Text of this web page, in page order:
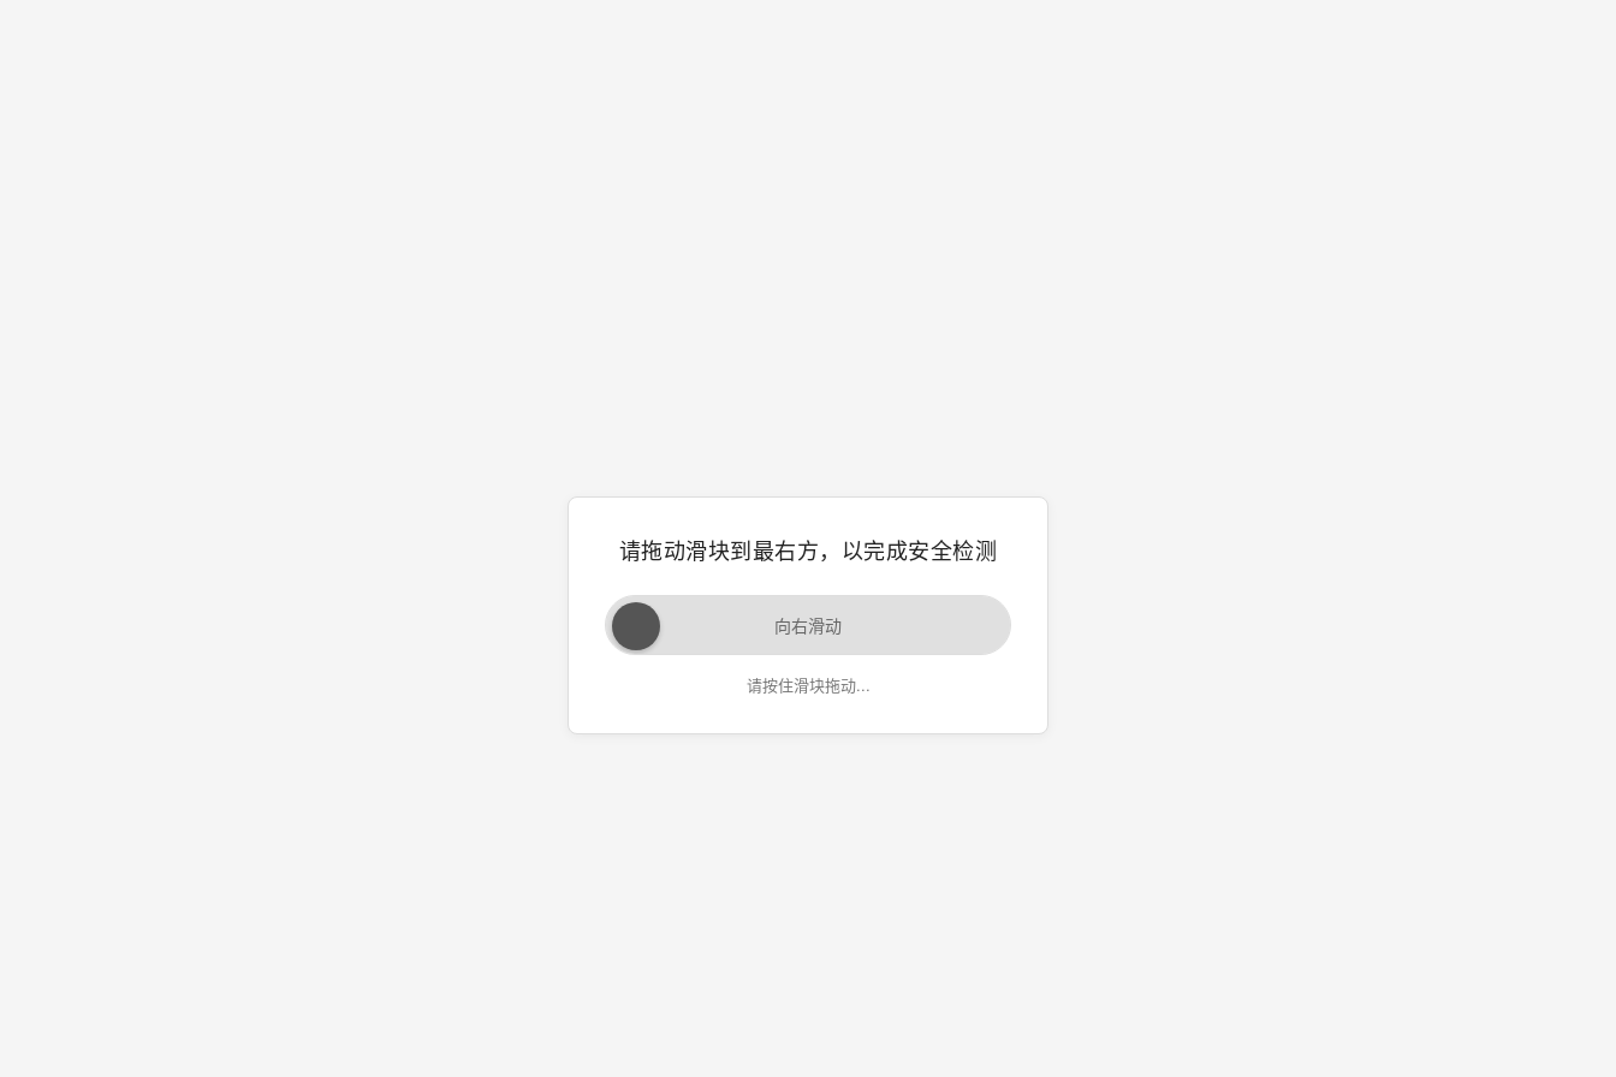
请拖动滑块到最右方，以完成安全检测
向右滑动
请按住滑块拖动...